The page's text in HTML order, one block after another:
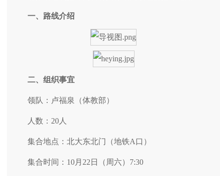
一、路线介绍
二、组织事宜
领队：卢福泉（体教部）
人数：20人
集合地点：北大东北门（地铁A口）
集合时间：10月22日（周六）7:30